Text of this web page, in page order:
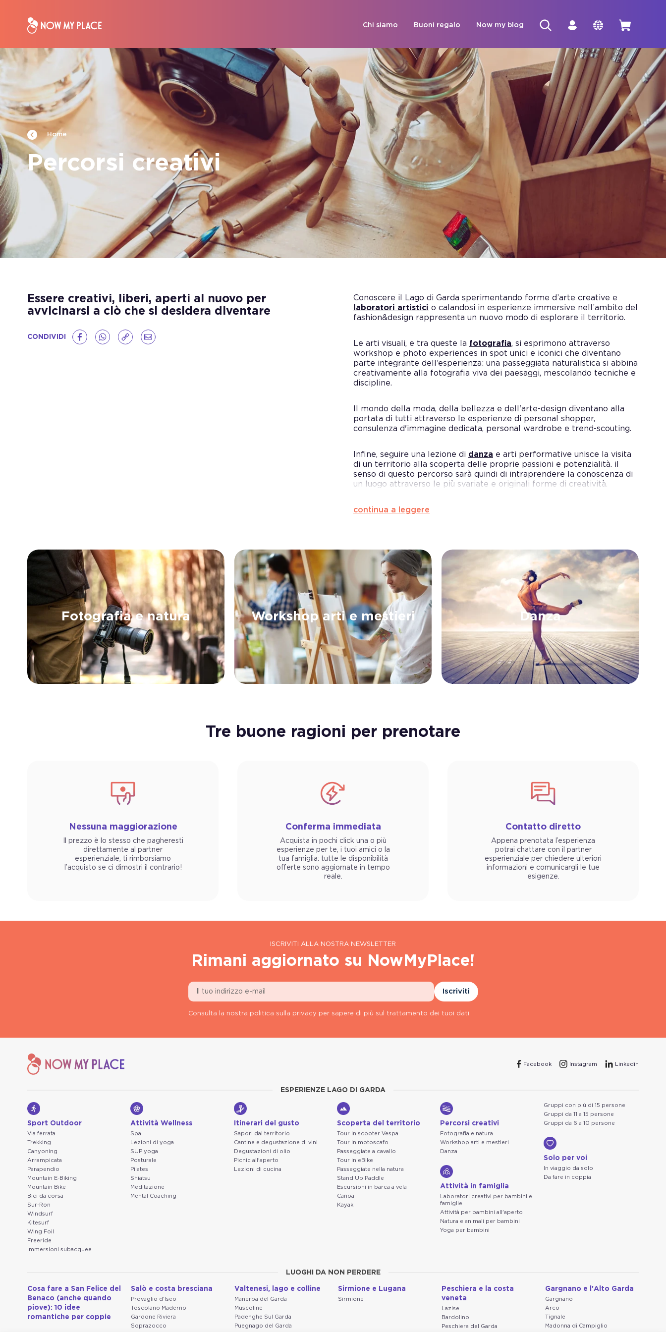
Chi siamo Buoni regalo Now my blog
Home
Percorsi creativi
Essere creativi, liberi, aperti al nuovo per
avvicinarsi a ciò che si desidera diventare
CONDIVIDI
Conoscere il Lago di Garda sperimentando forme d’arte creative e
laboratori artistici o calandosi in esperienze immersive nell’ambito del
fashion&design rappresenta un nuovo modo di esplorare il territorio.
Le arti visuali, e tra queste la fotografia, si esprimono attraverso
workshop e photo experiences in spot unici e iconici che diventano
parte integrante dell’esperienza: una passeggiata naturalistica si abbina
creativamente alla fotografia viva dei paesaggi, mescolando tecniche e
discipline.
Il mondo della moda, della bellezza e dell'arte-design diventano alla
portata di tutti attraverso le esperienze di personal shopper,
consulenza d'immagine dedicata, personal wardrobe e trend-scouting.
Infine, seguire una lezione di danza e arti performative unisce la visita
di un territorio alla scoperta delle proprie passioni e potenzialità. il
senso di questo percorso sarà quindi di intraprendere la conoscenza di
un luogo attraverso le più svariate e originali forme di creatività.
continua a leggere
Fotografia e natura Workshop arti e mestieri Danza
Tre buone ragioni per prenotare
Nessuna maggiorazione
Il prezzo è lo stesso che pagheresti
direttamente al partner
esperienziale, ti rimborsiamo
l’acquisto se ci dimostri il contrario!
Conferma immediata
Acquista in pochi click una o più
esperienze per te, i tuoi amici o la
tua famiglia: tutte le disponibilità
offerte sono aggiornate in tempo
reale.
Contatto diretto
Appena prenotata l’esperienza
potrai chattare con il partner
esperienziale per chiedere ulteriori
informazioni e comunicargli le tue
esigenze.
ISCRIVITI ALLA NOSTRA NEWSLETTER
Rimani aggiornato su NowMyPlace!
Iscriviti
Consulta la nostra politica sulla privacy per sapere di più sul trattamento dei tuoi dati.
Facebook Instagram Linkedin
ESPERIENZE LAGO DI GARDA
Sport Outdoor
Via ferrata
Trekking
Canyoning
Arrampicata
Parapendio
Mountain E-Biking
Mountain Bike
Bici da corsa
Sur-Ron
Windsurf
Kitesurf
Wing Foil
Freeride
Immersioni subacquee
Attività Wellness
Spa
Lezioni di yoga
SUP yoga
Posturale
Pilates
Shiatsu
Meditazione
Mental Coaching
Itinerari del gusto
Sapori dal territorio
Cantine e degustazione di vini
Degustazioni di olio
Picnic all'aperto
Lezioni di cucina
Scoperta del territorio
Tour in scooter Vespa
Tour in motoscafo
Passeggiate a cavallo
Tour in eBike
Passeggiate nella natura
Stand Up Paddle
Escursioni in barca a vela
Canoa
Kayak
Percorsi creativi
Fotografia e natura
Workshop arti e mestieri
Danza
Attività in famiglia
Laboratori creativi per bambini e
famiglie
Attività per bambini all'aperto
Natura e animali per bambini
Yoga per bambini
Gruppi con più di 15 persone
Gruppi da 11 a 15 persone
Gruppi da 6 a 10 persone
Solo per voi
In viaggio da solo
Da fare in coppia
LUOGHI DA NON PERDERE
Cosa fare a San Felice del
Benaco (anche quando
piove): 10 idee
romantiche per coppie
Salò e costa bresciana
Provaglio d'Iseo
Toscolano Maderno
Gardone Riviera
Soprazocco
Valtenesi, lago e colline
Manerba del Garda
Muscoline
Padenghe Sul Garda
Puegnago del Garda
Sirmione e Lugana
Sirmione
Peschiera e la costa
veneta
Lazise
Bardolino
Peschiera del Garda
Gargnano e l'Alto Garda
Gargnano
Arco
Tignale
Madonna di Campiglio